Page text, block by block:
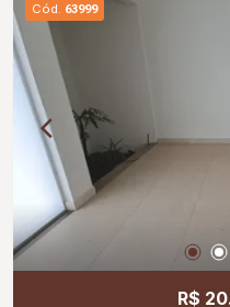
Cód. 63999
R$